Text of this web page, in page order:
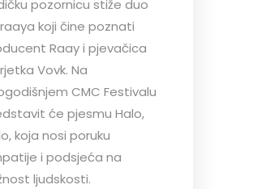
pozornicu stiže duo
koji čine poznati
Raay i pjevačica
Vovk. Na
CMC Festivalu
će pjesmu Halo,
koja nosi poruku
i podsjeća na
ljudskosti.